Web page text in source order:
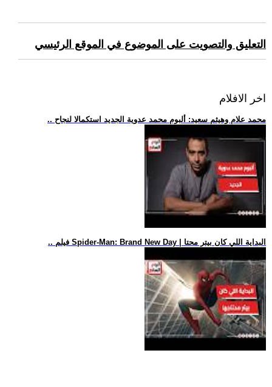
التعليق والتصويت على الموضوع في الموقع الرئيسي
اخر الافلام
.. محمد علام وهيثم سعيد: ألبوم محمد عدوية الجديد استكمالا لنجاح
.. فيلم Spider-Man: Brand New Day | البداية اللي كان بيتر محتا